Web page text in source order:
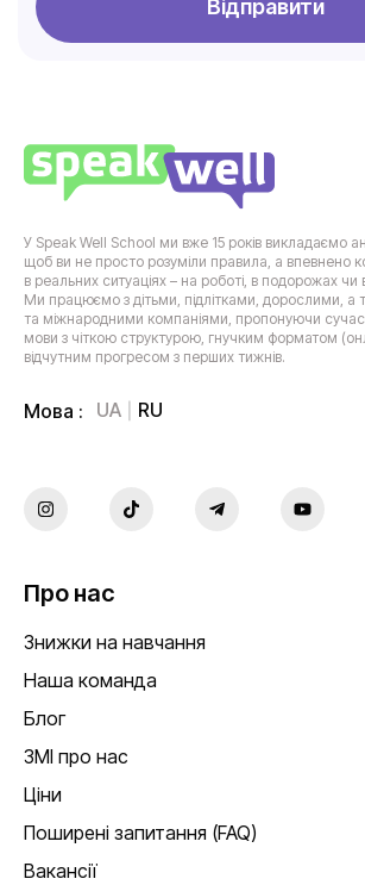
Відправити
У Speak Well School ми вже 15 років викладаємо
щоб ви не просто розуміли правила, а впевнено
в реальних ситуаціях – на роботі, в подорожах чи
Ми працюємо з дітьми, підлітками, дорослими, а
та міжнародними компаніями, пропонуючи
мови з чіткою структурою, гнучким форматом
відчутним прогресом з перших тижнів.
Мова : UA RU
Про нас
Знижки на навчання
Наша команда
Блог
ЗМІ про нас
Ціни
Поширені запитання (FAQ)
Вакансії